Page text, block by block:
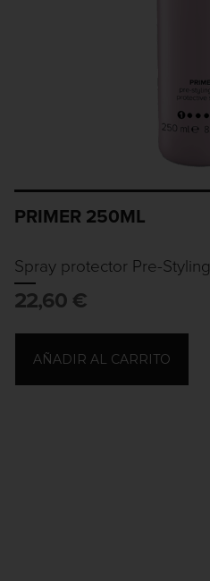
PRIMER 250ML
Spray protector Pre-Styling
22,60 €
AÑADIR AL CARRITO